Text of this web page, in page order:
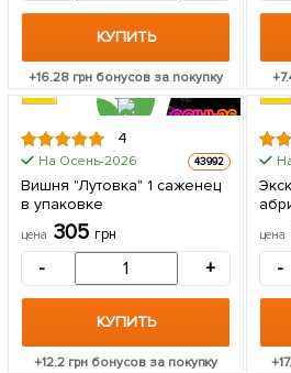
КУПИТЬ
+16.28 грн бонусов за покупку +
4
На Осень-2026 43992
Вишня "Лутовка" 1 саженец
в упаковке
цена 305грн
- +
КУПИТЬ
+12.2грн бонусов за покупку
Dandy)
цена
-
+